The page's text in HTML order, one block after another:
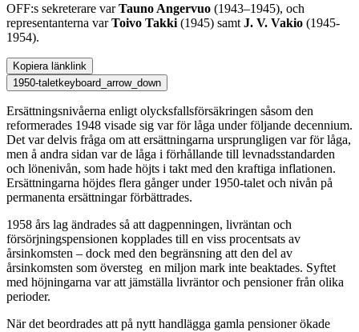
OFF:s sekreterare varTauno Angervuo (1943–1945), och
representanterna varToivo Takki (1945) samt J. V. Vakio (1945-
1954).
Kopiera länklink
1950-taletkeyboard_arrow_down
Ersättningsnivåerna enligt olycksfallsförsäkringen såsom den
reformerades 1948 visade sig var för låga under följande decennium.
Det var delvis fråga om att ersättningarna ursprungligen var för låga,
men å andra sidan var de låga i förhållande till levnadsstandarden
och lönenivån, som hade höjts i takt med den kraftiga inflationen.
Ersättningarna höjdes flera gånger under 1950-talet och nivån på
permanenta ersättningar förbättrades.
1958 års lag ändrades så att dagpenningen, livräntan och
försörjningspensionen kopplades till en viss procentsats av
årsinkomsten – dock med den begränsning att den del av
årsinkomsten som översteg en miljon mark inte beaktades. Syftet
med höjningarna var att jämställa livräntor och pensioner från olika
perioder.
När det beordrades att på nytt handlägga gamla pensioner ökade